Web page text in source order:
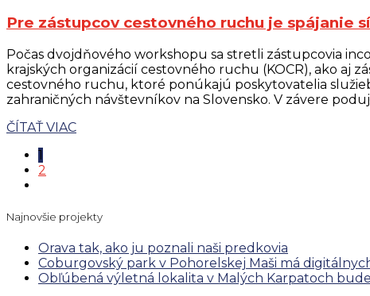
Pre zástupcov cestovného ruchu je spájanie
Počas dvojdňového workshopu sa stretli zástupcovia
krajských organizácií cestovného ruchu (KOCR), ako aj
cestovného ruchu, ktoré ponúkajú poskytovatelia
zahraničných návštevníkov na Slovensko. V závere
ČÍTAŤ VIAC
1
2
Najnovšie projekty
Orava tak, ako ju poznali naši predkovia
Coburgovský park v Pohorelskej Maši má
Obľúbená výletná lokalita v Malých Karpatoch